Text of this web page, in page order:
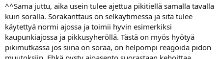
^^Sama juttu, aika usein tulee ajettua pikitiellä samalla tavalla
kuin soralla. Sorakanttaus on selkäytimessä ja sitä tulee
käytettyä normi ajossa ja toimii hyvin esimerkiksi
kaupunkiajossa ja pikkusyheröllä. Tästä on myös hyötyä
pikimutkassa jos siinä on soraa, on helpompi reagoida pidon